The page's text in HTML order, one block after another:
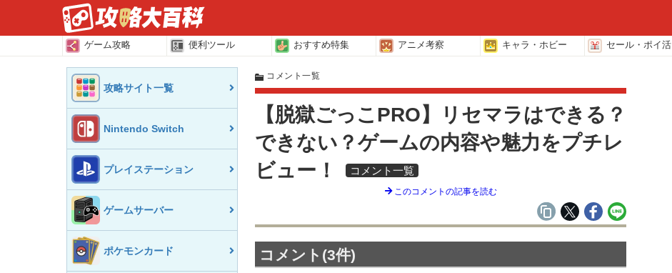
ゲーム攻略 便利ツール おすすめ特集 アニメ考察 キャラ・ホビー セール・ポイ活
攻略サイト一覧
Nintendo Switch
プレイステーション
ゲームサーバー
ポケモンカード
コメント一覧
【脱獄ごっこPRO】リセマラはできる？
できない？ゲームの内容や魅力をプチレ
ビュー！
コメント一覧
このコメントの記事を読む
コメント(3件)